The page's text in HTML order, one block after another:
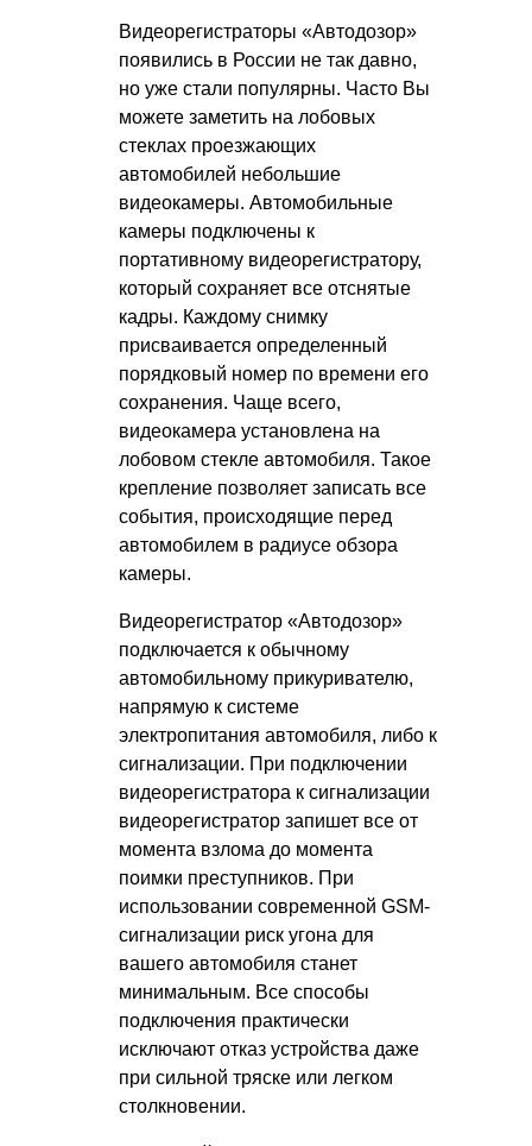
Видеорегистраторы «Автодозор»
появились в России не так давно,
но уже стали популярны. Часто Вы
можете заметить на лобовых
стеклах проезжающих
автомобилей небольшие
видеокамеры. Автомобильные
камеры подключены к
портативному видеорегистратору,
который сохраняет все отснятые
кадры. Каждому снимку
присваивается определенный
порядковый номер по времени его
сохранения. Чаще всего,
видеокамера установлена на
лобовом стекле автомобиля. Такое
крепление позволяет записать все
события, происходящие перед
автомобилем в радиусе обзора
камеры.
Видеорегистратор «Автодозор»
подключается к обычному
автомобильному прикуривателю,
напрямую к системе
электропитания автомобиля, либо к
сигнализации. При подключении
видеорегистратора к сигнализации
видеорегистратор запишет все от
момента взлома до момента
поимки преступников. При
использовании современной GSM-
сигнализации риск угона для
вашего автомобиля станет
минимальным. Все способы
подключения практически
исключают отказ устройства даже
при сильной тряске или легком
столкновении.